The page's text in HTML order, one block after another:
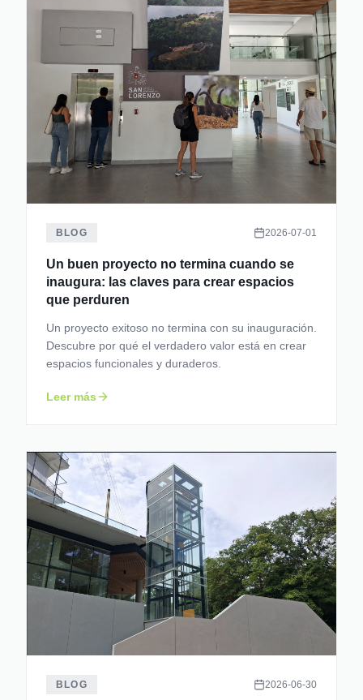
BLOG 2026-07-01
Un buen proyecto no termina cuando se
inaugura: las claves para crear espacios
que perduren
Un proyecto exitoso no termina con su inauguración.
Descubre por qué el verdadero valor está en crear
espacios funcionales y duraderos.
Leer más
BLOG 2026-06-30